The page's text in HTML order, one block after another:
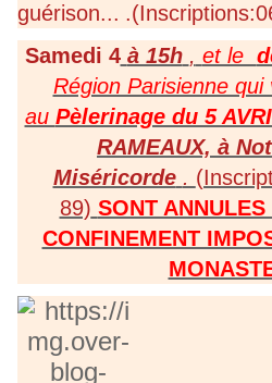
guérison...
Samedi 4 à 15h , et le
Région Parisienne
au Pèlerinage du 5
RAMEAUX, à
Miséricorde .
89) SONT
CONFINEMENT